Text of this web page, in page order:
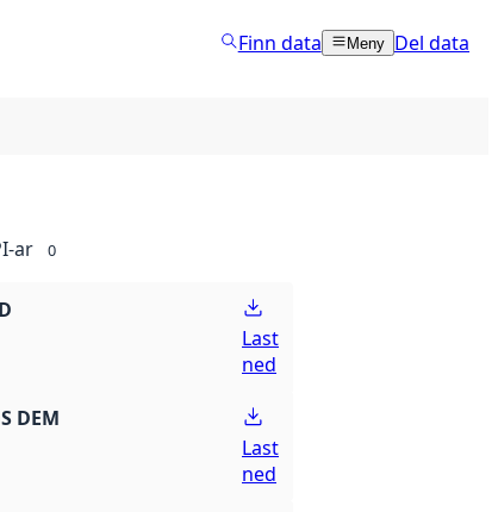
Finn data Meny Del data
ar 0
Last
ned
DEM
Last
ned